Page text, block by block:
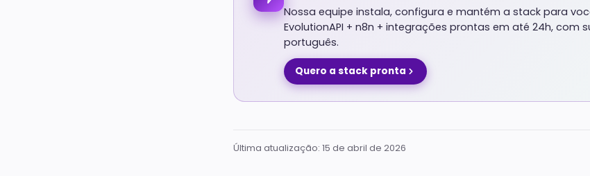
Nossa equipe instala, configura e mantém a stack para
EvolutionAPI + n8n + integrações prontas em até 24h, com
português.
Quero a stack pronta
Última atualização: 15 de abril de 2026